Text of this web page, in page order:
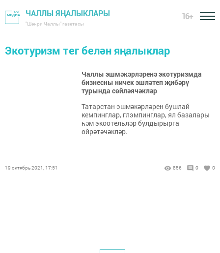
ЧАЛЛЫ ЯҢАЛЫКЛАРЫ
"Шәһри Чаллы" газетасы
16+
Экотуризм тег белән яңалыклар
Чаллы эшмәкәрләренә экотуризмда
бизнесны ничек эшләтеп җибәрү
турында сөйләячәкләр
Татарстан эшмәкәрләрен бушлай
кемпинглар, глэмпинглар, ял базалары
һәм экоотельләр булдырырга
өйрәтәчәкләр.
19 октябрь 2021, 17:51 856 0 0